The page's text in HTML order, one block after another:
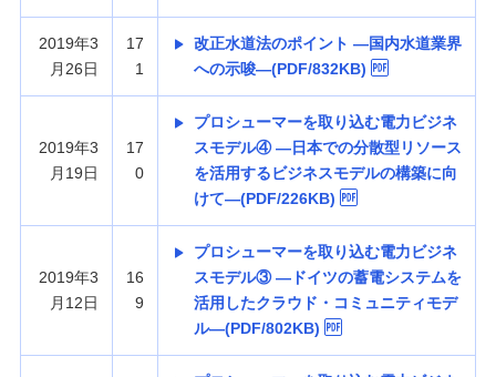
2019年3
月26日
17
1
改正水道法のポイント —国内水道業界
への示唆—(PDF/832KB)
2019年3
月19日
17
0
プロシューマーを取り込む電力ビジネ
スモデル④ —日本での分散型リソース
を活用するビジネスモデルの構築に向
けて—(PDF/226KB)
2019年3
月12日
16
9
プロシューマーを取り込む電力ビジネ
スモデル③ —ドイツの蓄電システムを
活用したクラウド・コミュニティモデ
ル—(PDF/802KB)